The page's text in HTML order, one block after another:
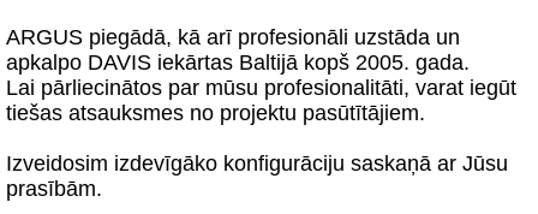
ARGUS piegādā, kā arī profesionāli uzstāda un
apkalpo DAVIS iekārtas Baltijā kopš 2005. gada.
Lai pārliecinātos par mūsu profesionalitāti, varat iegūt
tiešas atsauksmes no projektu pasūtītājiem.
Izveidosim izdevīgāko konfigurāciju saskaņā ar Jūsu
prasībām.